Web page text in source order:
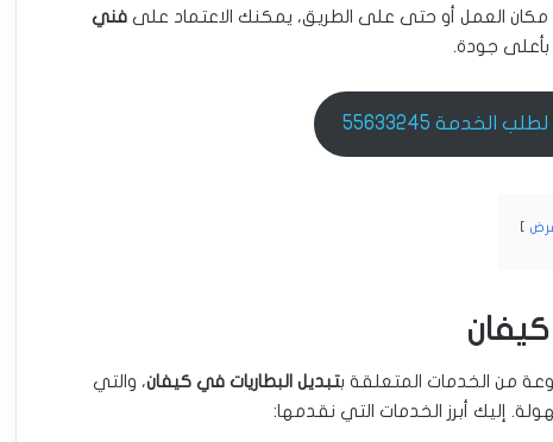
مكان العمل أو حتى على الطريق، يمكنك الاعتماد على فني
بأعلى جودة.
الخدمة 55633245
من الخدمات المتعلقة بتبديل البطاريات في كيفان، والتي
إليك أبرز الخدمات التي نقدمها: